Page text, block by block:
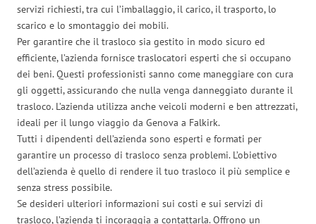
servizi richiesti, tra cui l’imballaggio, il carico, il trasporto, lo
scarico e lo smontaggio dei mobili.
Per garantire che il trasloco sia gestito in modo sicuro ed
efficiente, l’azienda fornisce traslocatori esperti che si occupano
dei beni. Questi professionisti sanno come maneggiare con cura
gli oggetti, assicurando che nulla venga danneggiato durante il
trasloco. L’azienda utilizza anche veicoli moderni e ben attrezzati,
ideali per il lungo viaggio da Genova a Falkirk.
Tutti i dipendenti dell’azienda sono esperti e formati per
garantire un processo di trasloco senza problemi. L’obiettivo
dell’azienda è quello di rendere il tuo trasloco il più semplice e
senza stress possibile.
Se desideri ulteriori informazioni sui costi e sui servizi di
trasloco, l’azienda ti incoraggia a contattarla. Offrono un